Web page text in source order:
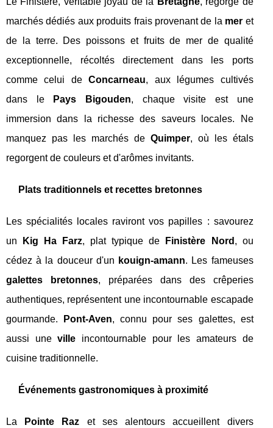
marchés dédiés aux produits frais provenant de la mer et
de la terre. Des poissons et fruits de mer de qualité
exceptionnelle, récoltés directement dans les ports
comme celui deConcarneau, aux légumes cultivés
dans le
Pays Bigouden, chaque visite est une
immersion dans la richesse des saveurs locales. Ne
manquez pas les marchés de Quimper, où les étals
regorgent de couleurs et d'arômes invitants.
Plats traditionnels et recettes bretonnes
Les spécialités locales raviront vos papilles : savourez
un
Kig Ha Farz, plat typique de Finistère Nord , ou
cédez à la douceur d'un kouign-amann. Les fameuses
galettes bretonnes, préparées dans des crêperies
authentiques, représentent une incontournable escapade
gourmande.
Pont-Aven, connu pour ses galettes, est
aussi uneville incontournable pour les amateurs de
cuisine traditionnelle.
Événements gastronomiques à proximité
La Pointe Raz et ses alentours accueillent divers